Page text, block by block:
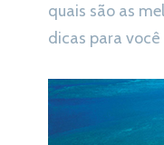
quais são as
dicas para